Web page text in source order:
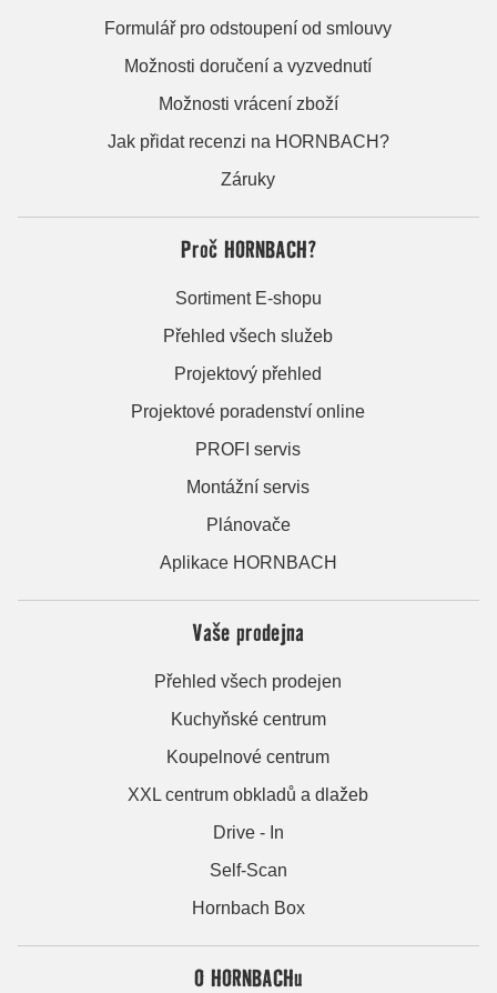
Formulář pro odstoupení od smlouvy
Možnosti doručení a vyzvednutí
Možnosti vrácení zboží
Jak přidat recenzi na HORNBACH?
Záruky
Proč HORNBACH?
Sortiment E-shopu
Přehled všech služeb
Projektový přehled
Projektové poradenství online
PROFI servis
Montážní servis
Plánovače
Aplikace HORNBACH
Vaše prodejna
Přehled všech prodejen
Kuchyňské centrum
Koupelnové centrum
XXL centrum obkladů a dlažeb
Drive - In
Self-Scan
Hornbach Box
O HORNBACHu